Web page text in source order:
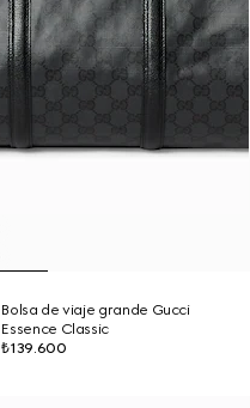
Bolsa de viaje grande Gucci
Essence Classic
₺139.600